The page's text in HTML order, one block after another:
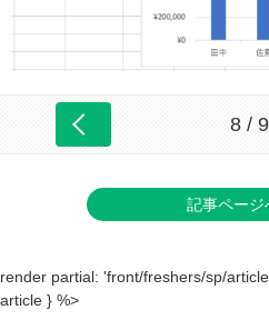
8 / 9
記事ページ
render partial: 'front/freshers/sp/
article } %>